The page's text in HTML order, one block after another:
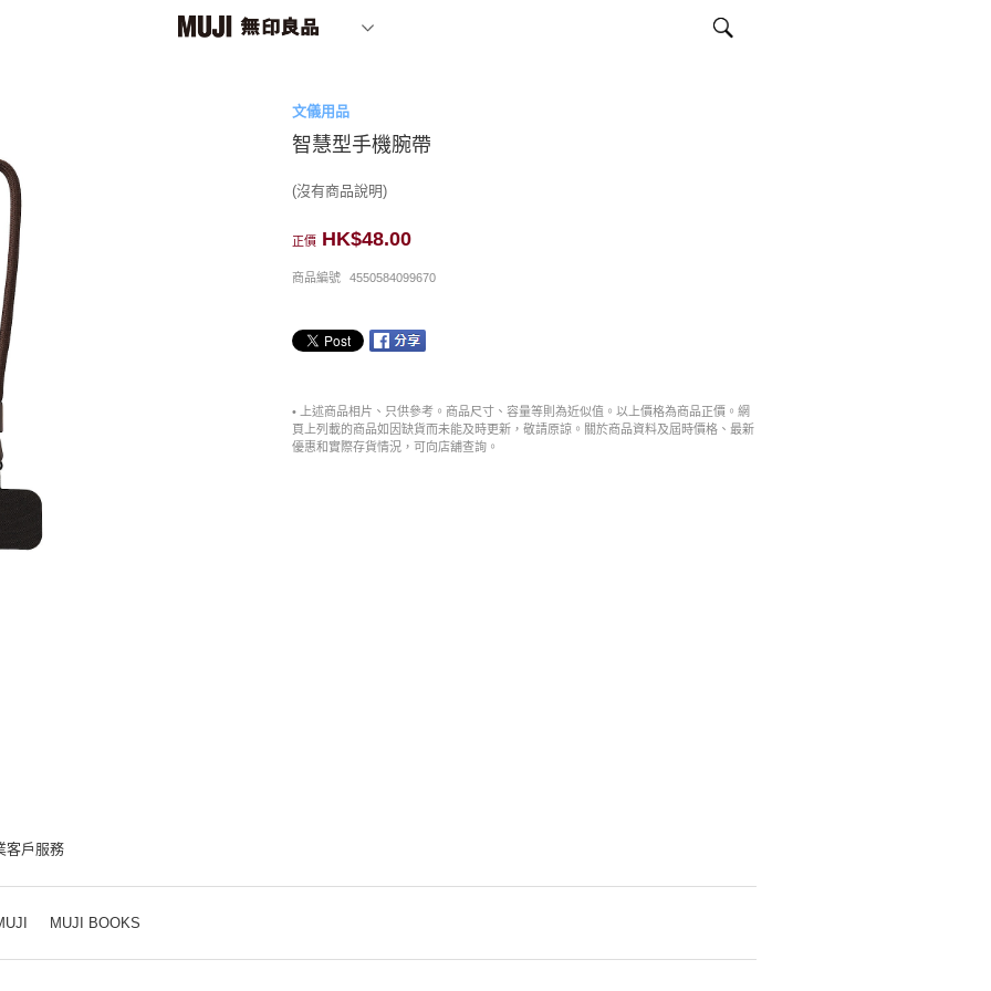
文儀用品
智慧型手機腕帶
(沒有商品說明)
正價 HK$48.00
商品編號 4550584099670
• 上述商品相片、只供參考。商品尺寸、容量等則為近似值。以上價格為商品正價。網
頁上列載的商品如因缺貨而未能及時更新，敬請原諒。關於商品資料及屆時價格、最新
優惠和實際存貨情況，可向店舖查詢。
客戶服務
MUJI BOOKS